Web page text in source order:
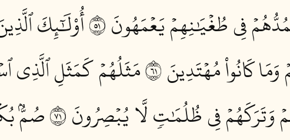
فِي طُغۡيَٰنِهِمۡ يَعۡمَهُونَ ١٥
أُوْلَٰٓئِكَ
كَانُواْ مُهۡتَدِينَ ١٦
مَثَلُهُمۡ كَمَثَلِ ٱلَّذِي
وَتَرَكَهُمۡ فِي ظُلُمَٰتٖ لَّا يُبۡصِرُونَ ١٧
صُمُّۢ